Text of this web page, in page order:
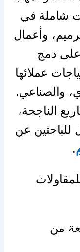
شاملة في
وأعمال
على دمج
عملائها
والصناعي.
الناجحة،
للباحثين عن
.
من